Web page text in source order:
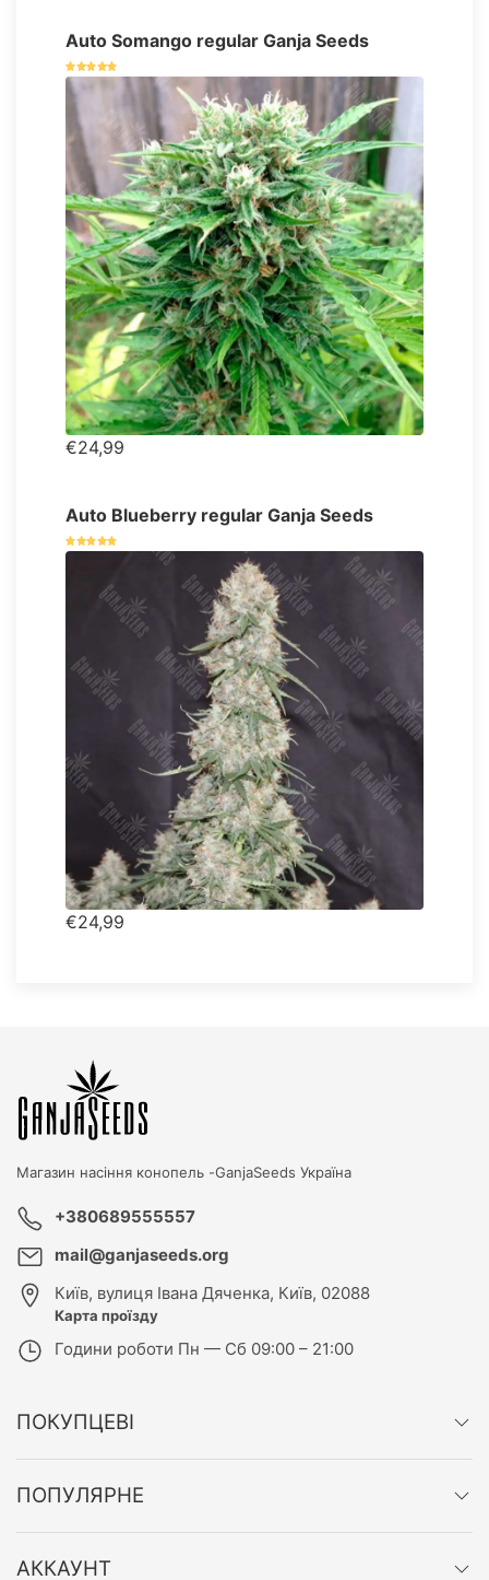
Auto Somango regular Ganja Seeds
€24,99
Auto Blueberry regular Ganja Seeds
€24,99
Магазин насіння конопель -GanjaSeeds Україна
+380689555557
mail@ganjaseeds.org
Київ, вулиця Івана Дяченка, Київ, 02088
Карта проїзду
Години роботи Пн — Сб 09:00 – 21:00
ПОКУПЦЕВІ
ПОПУЛЯРНЕ
АККАУНТ